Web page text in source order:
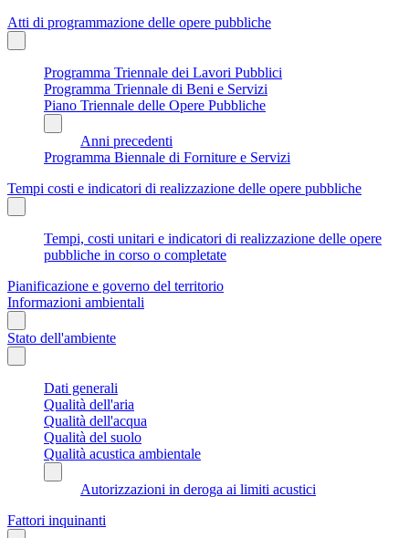
Atti di programmazione delle opere pubbliche
Programma Triennale dei Lavori Pubblici
Programma Triennale di Beni e Servizi
Piano Triennale delle Opere Pubbliche
Anni precedenti
Programma Biennale di Forniture e Servizi
Tempi costi e indicatori di realizzazione delle opere pubbliche
Tempi, costi unitari e indicatori di realizzazione delle opere
pubbliche in corso o completate
Pianificazione e governo del territorio
Informazioni ambientali
Stato dell'ambiente
Dati generali
Qualità dell'aria
Qualità dell'acqua
Qualità del suolo
Qualità acustica ambientale
Autorizzazioni in deroga ai limiti acustici
Fattori inquinanti